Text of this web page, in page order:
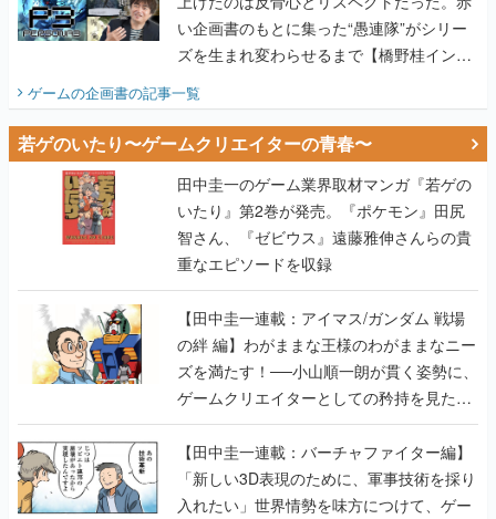
い企画書のもとに集った“愚連隊”がシリー
ズを生まれ変わらせるまで【橋野桂インタ
ビュー】
ゲームの企画書の記事一覧
若ゲのいたり〜ゲームクリエイターの青春〜
田中圭一のゲーム業界取材マンガ『若ゲの
いたり』第2巻が発売。『ポケモン』田尻
智さん、『ゼビウス』遠藤雅伸さんらの貴
重なエピソードを収録
【田中圭一連載：アイマス/ガンダム 戦場
の絆 編】わがままな王様のわがままなニー
ズを満たす！──小山順一朗が貫く姿勢に、
ゲームクリエイターとしての矜持を見た
【若ゲのいたり最終回】
【田中圭一連載：バーチャファイター編】
「新しい3D表現のために、軍事技術を採り
入れたい」世界情勢を味方につけて、ゲー